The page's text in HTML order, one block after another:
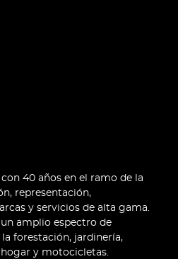
40 años en el ramo de la
representación,
y servicios de alta gama.
amplio espectro de
forestación, jardinería,
y motocicletas.